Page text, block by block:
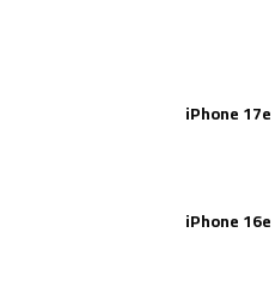
مواصفات هاتف iPhone 17e